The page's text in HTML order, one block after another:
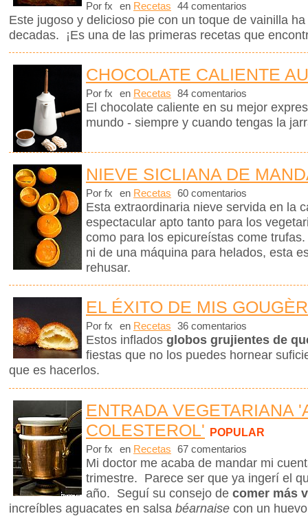
Por fx en Recetas 44 comentarios
Este jugoso y delicioso pie con un toque de vainilla
decadas. ¡Es una de las primeras recetas que
CHOCOLATE CALIENTE
Por fx en Recetas 84 comentarios
El chocolate caliente en su mejor
mundo - siempre y cuando tengas la
NIEVE SICLIANA DE
Por fx en Recetas 60 comentarios
Esta extraordinaria nieve servida en la
espectacular apto tanto para los
como para los epicureístas come
ni de una máquina para helados, esta
rehusar.
EL ÉXITO DE MIS
Por fx en Recetas 36 comentarios
Estos inflados globos grujientes de
fiestas que no los puedes hornear
que es hacerlos.
ENTRADA VEGETARIANA
COLESTEROL' POPULAR
Por fx en Recetas 67 comentarios
Mi doctor me acaba de mandar mi
trimestre. Parece ser que ya ingerí el
año. Seguí su consejo de comer más
increíbles aguacates en salsa béarnaise con un